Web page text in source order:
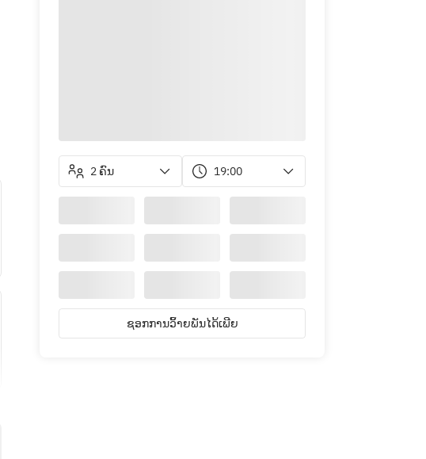
2 ຄົນ 19:00
ຊອກການວິ້າຍພັນໄດ້ເພີຍ